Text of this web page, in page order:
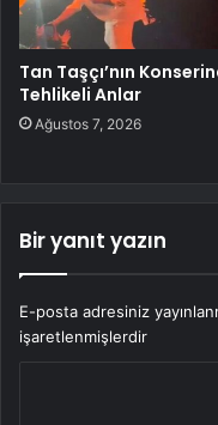
Tan Taşçı’nın
Tehlikeli Anlar
Ağustos 7, 2026
Bir yanıt yazın
E-posta adresiniz
işaretlenmişlerdir